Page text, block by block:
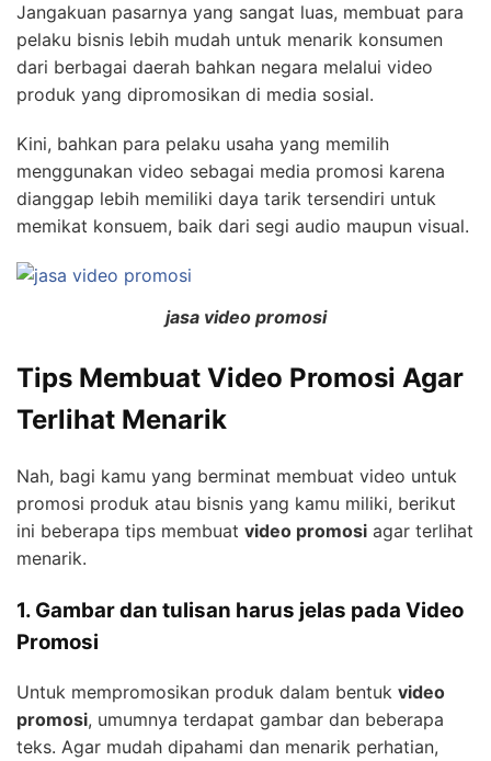
Jangakuan pasarnya yang sangat luas, membuat para
pelaku bisnis lebih mudah untuk menarik konsumen
dari berbagai daerah bahkan negara melalui video
produk yang dipromosikan di media sosial.
Kini, bahkan para pelaku usaha yang memilih
menggunakan video sebagai media promosi karena
dianggap lebih memiliki daya tarik tersendiri untuk
memikat konsuem, baik dari segi audio maupun visual.
jasa video promosi
Tips Membuat Video Promosi Agar
Terlihat Menarik
Nah, bagi kamu yang berminat membuat video untuk
promosi produk atau bisnis yang kamu miliki, berikut
ini beberapa tips membuat video promosi agar terlihat
menarik.
1. Gambar dan tulisan harus jelas pada Video
Promosi
Untuk mempromosikan produk dalam bentuk video
promosi, umumnya terdapat gambar dan beberapa
teks. Agar mudah dipahami dan menarik perhatian,